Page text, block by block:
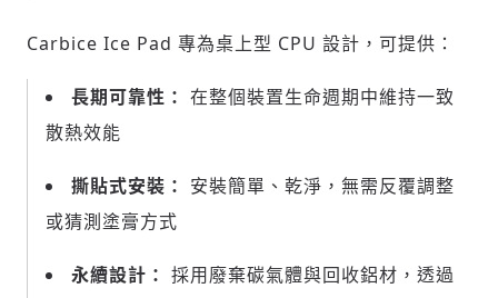
登入或註冊
輸入 Email 驗證碼
請輸入發送到的驗證碼
Carbice Ice Pad 專為桌上型 CPU 設計，可提供：
長期可靠性： 在整個裝置生命週期中維持一致
散熱效能
撕貼式安裝： 安裝簡單、乾淨，無需反覆調整
或猜測塗膏方式
永續設計： 採用廢棄碳氣體與回收鋁材，透過